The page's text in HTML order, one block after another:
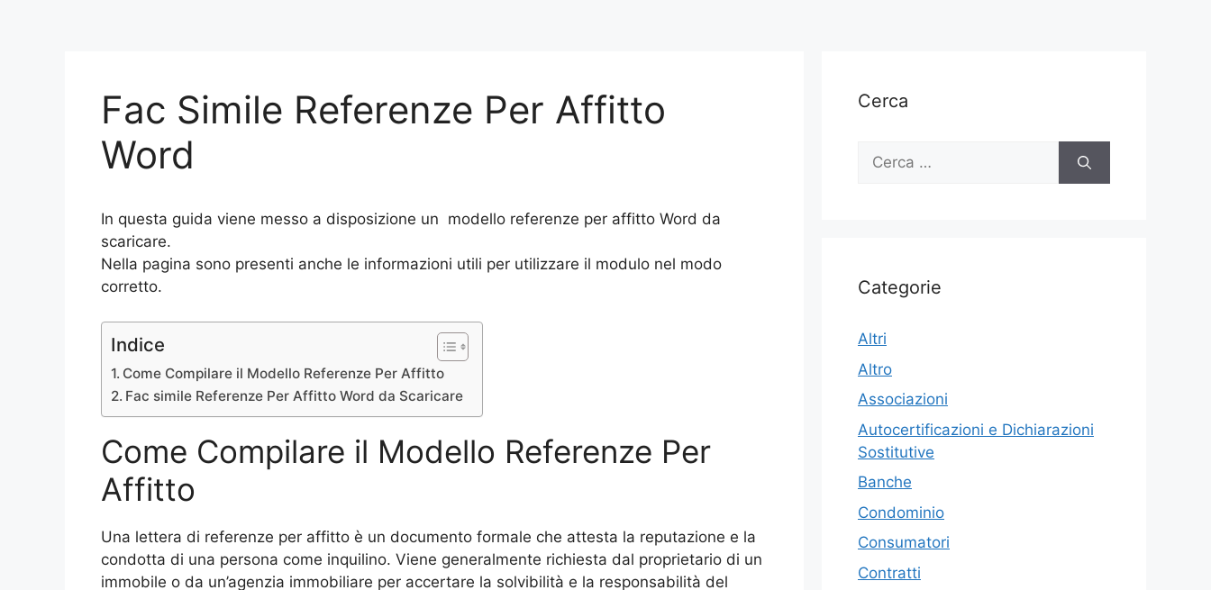
Fac Simile Referenze Per Affitto
Word
In questa guida viene messo a disposizione un modello referenze per affitto Word da
scaricare.
Nella pagina sono presenti anche le informazioni utili per utilizzare il modulo nel modo
corretto.
Indice
Come Compilare il Modello Referenze Per Affitto
Fac simile Referenze Per Affitto Word da Scaricare
Come Compilare il Modello Referenze Per
Affitto
Una lettera di referenze per affitto è un documento formale che attesta la reputazione e la
condotta di una persona come inquilino. Viene generalmente richiesta dal proprietario di un
immobile o da un’agenzia immobiliare per accertare la solvibilità e la responsabilità del
Cerca
Ricerca
Categorie
Altri
Altro
Associazioni
Autocertificazioni e Dichiarazioni
Sostitutive
Banche
Condominio
Consumatori
Contratti